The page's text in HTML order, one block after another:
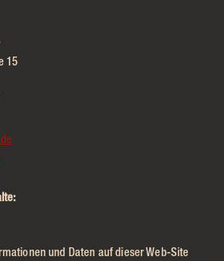
15
und Daten auf dieser Web-Site